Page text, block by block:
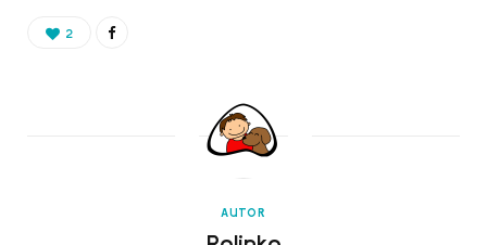
2
AUTOR